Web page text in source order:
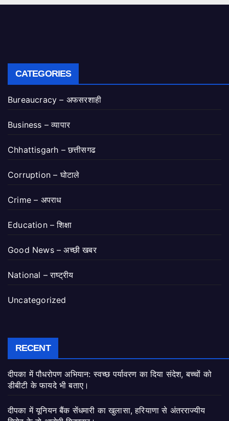
CATEGORIES
Bureaucracy – अफसरशाही
Business – व्यापार
Chhattisgarh – छत्तीसगढ
Corruption – घोटाले
Crime – अपराध
Education – शिक्षा
Good News – अच्छी खबर
National – राष्ट्रीय
Uncategorized
RECENT
दीपका में पौधरोपण अभियान: स्वच्छ पर्यावरण का दिया संदेश, बच्चों को
डीबीटी के फायदे भी बताए।
दीपका में यूनियन बैंक सेंधमारी का खुलासा, हरियाणा से अंतरराज्यीय